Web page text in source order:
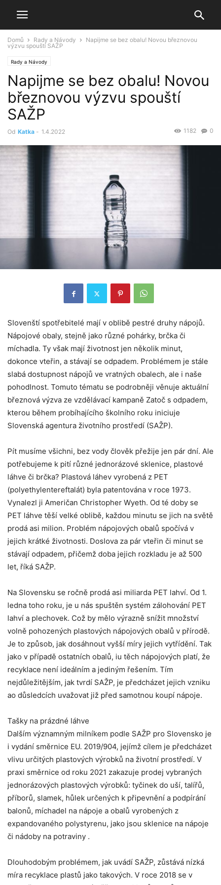
Domů Rady a Návody
Napijme se bez obalu! Novou březnovou
výzvu spouští SAŽP
Rady a Návody
Napijme se bez obalu! Novou
březnovou výzvu spouští
SAŽP
Od Katka - 1.4.2022 0
1182
Slovenští spotřebitelé mají v oblibě pestré druhy nápojů.
Nápojové obaly, stejně jako různé pohárky, brčka či
míchadla. Ty však mají životnost jen několik minut,
dokonce vteřin, a stávají se odpadem. Problémem je stále
slabá dostupnost nápojů ve vratných obalech, ale i naše
pohodlnost. Tomuto tématu se podrobněji věnuje aktuální
březnová výzva ze vzdělávací kampaně Zatoč s odpadem,
kterou během probíhajícího školního roku iniciuje
Slovenská agentura životního prostředí (SAŽP).
Pít musíme všichni, bez vody člověk přežije jen pár dní. Ale
potřebujeme k pití různé jednorázové sklenice, plastové
láhve či brčka? Plastová láhev vyrobená z PET
(polyethylentereftalát) byla patentována v roce 1973.
Vynalezl ji Američan Christopher Wyeth. Od té doby se
PET láhve těší velké oblibě, každou minutu se jich na světě
prodá asi milion. Problém nápojových obalů spočívá v
jejich krátké životnosti. Doslova za pár vteřin či minut se
stávají odpadem, přičemž doba jejich rozkladu je až 500
let, říká SAŽP.
Na Slovensku se ročně prodá asi miliarda PET lahví. Od 1.
ledna toho roku, je u nás spuštěn systém zálohování PET
lahví a plechovek. Což by mělo výrazně snížit množství
volně pohozených plastových nápojových obalů v přírodě.
Je to způsob, jak dosáhnout vyšší míry jejich vytřídění. Tak
jako v případě ostatních obalů, iu těch nápojových platí, že
recyklace není ideálním a jediným řešením. Tím
nejdůležitějším, jak tvrdí SAŽP, je předcházet jejich vzniku
ao důsledcích uvažovat již před samotnou koupí nápoje.
Tašky na prázdné láhve
Dalším významným milníkem podle SAŽP pro Slovensko je
i vydání směrnice EU. 2019/904, jejímž cílem je předcházet
vlivu určitých plastových výrobků na životní prostředí. V
praxi směrnice od roku 2021 zakazuje prodej vybraných
jednorázových plastových výrobků: tyčinek do uší, talířů,
příborů, slamek, hůlek určených k připevnění a podpírání
balonů, míchadel na nápoje a obalů vyrobených z
expandovaného polystyrenu, jako jsou sklenice na nápoje
či nádoby na potraviny .
Dlouhodobým problémem, jak uvádí SAŽP, zůstává nízká
míra recyklace plastů jako takových. V roce 2018 se v